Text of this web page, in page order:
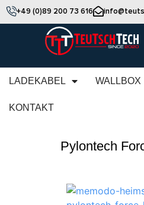
+49 (0)89 200 73 616
LADEKABEL WALLBOX
KONTAKT
Pylontech